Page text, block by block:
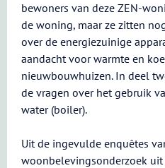
bewoners van deze ZEN-
de woning, maar ze zitten
over de energiezuinige
aandacht voor warmte en
nieuwbouwhuizen. In deel
de vragen over het gebruik
water (boiler).
Uit de ingevulde enquêtes
woonbelevingsonderzoek